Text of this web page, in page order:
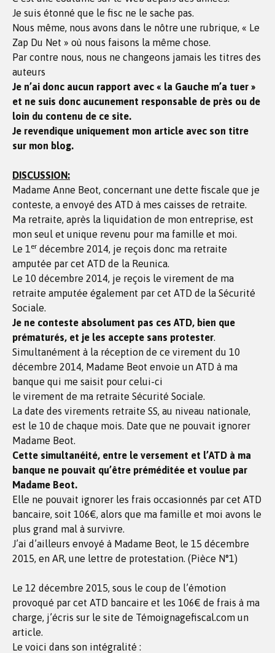
Je suis étonné que le fisc ne le sache pas.
Nous même, nous avons dans le nôtre une rubrique, « Le
Zap Du Net » où nous faisons la même chose.
Par contre nous, nous ne changeons jamais les titres des
auteurs
Je n’ai donc aucun rapport avec « la Gauche m’a tuer »
et ne suis donc aucunement responsable de près ou de
loin du contenu de ce site.
Je revendique uniquement mon article avec son titre
sur mon blog.
DISCUSSION:
Madame Anne Beot, concernant une dette fiscale que je
conteste, a envoyé des ATD à mes caisses de retraite.
Ma retraite, après la liquidation de mon entreprise, est
mon seul et unique revenu pour ma famille et moi.
Le 1er décembre 2014, je reçois donc ma retraite
amputée par cet ATD de la Reunica.
Le 10 décembre 2014, je reçois le virement de ma
retraite amputée également par cet ATD de la Sécurité
Sociale.
Je ne conteste absolument pas ces ATD, bien que
prématurés, et je les accepte sans protester.
Simultanément à la réception de ce virement du 10
décembre 2014, Madame Beot envoie un ATD à ma
banque qui me saisit pour celui-ci
le virement de ma retraite Sécurité Sociale.
La date des virements retraite SS, au niveau nationale,
est le 10 de chaque mois. Date que ne pouvait ignorer
Madame Beot.
Cette simultanéité, entre le versement et l’ATD à ma
banque ne pouvait qu’être préméditée et voulue par
Madame Beot.
Elle ne pouvait ignorer les frais occasionnés par cet ATD
bancaire, soit 106€, alors que ma famille et moi avons le
plus grand mal à survivre.
J’ai d’ailleurs envoyé à Madame Beot, le 15 décembre
2015, en AR, une lettre de protestation. (Pièce N°1)
Le 12 décembre 2015, sous le coup de l’émotion
provoqué par cet ATD bancaire et les 106€ de frais à ma
charge, j’écris sur le site de Témoignagefiscal.com un
article.
Le voici dans son intégralité :